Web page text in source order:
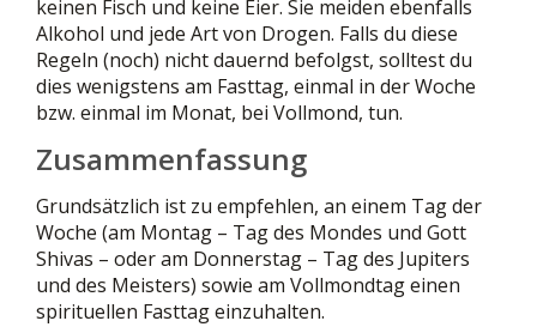
keinen Fisch und keine Eier. Sie meiden ebenfalls
Alkohol und jede Art von Drogen. Falls du diese
Regeln (noch) nicht dauernd befolgst, solltest du
dies wenigstens am Fasttag, einmal in der Woche
bzw. einmal im Monat, bei Vollmond, tun.
Zusammenfassung
Grundsätzlich ist zu empfehlen, an einem Tag der
Woche (am Montag – Tag des Mondes und Gott
Shivas – oder am Donnerstag – Tag des Jupiters
und des Meisters) sowie am Vollmondtag einen
spirituellen Fasttag einzuhalten.